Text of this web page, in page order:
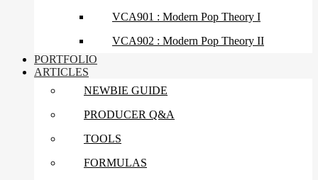
VCA901 : Modern Pop Theory I
VCA902 : Modern Pop Theory II
PORTFOLIO
ARTICLES
NEWBIE GUIDE
PRODUCER Q&A
TOOLS
FORMULAS